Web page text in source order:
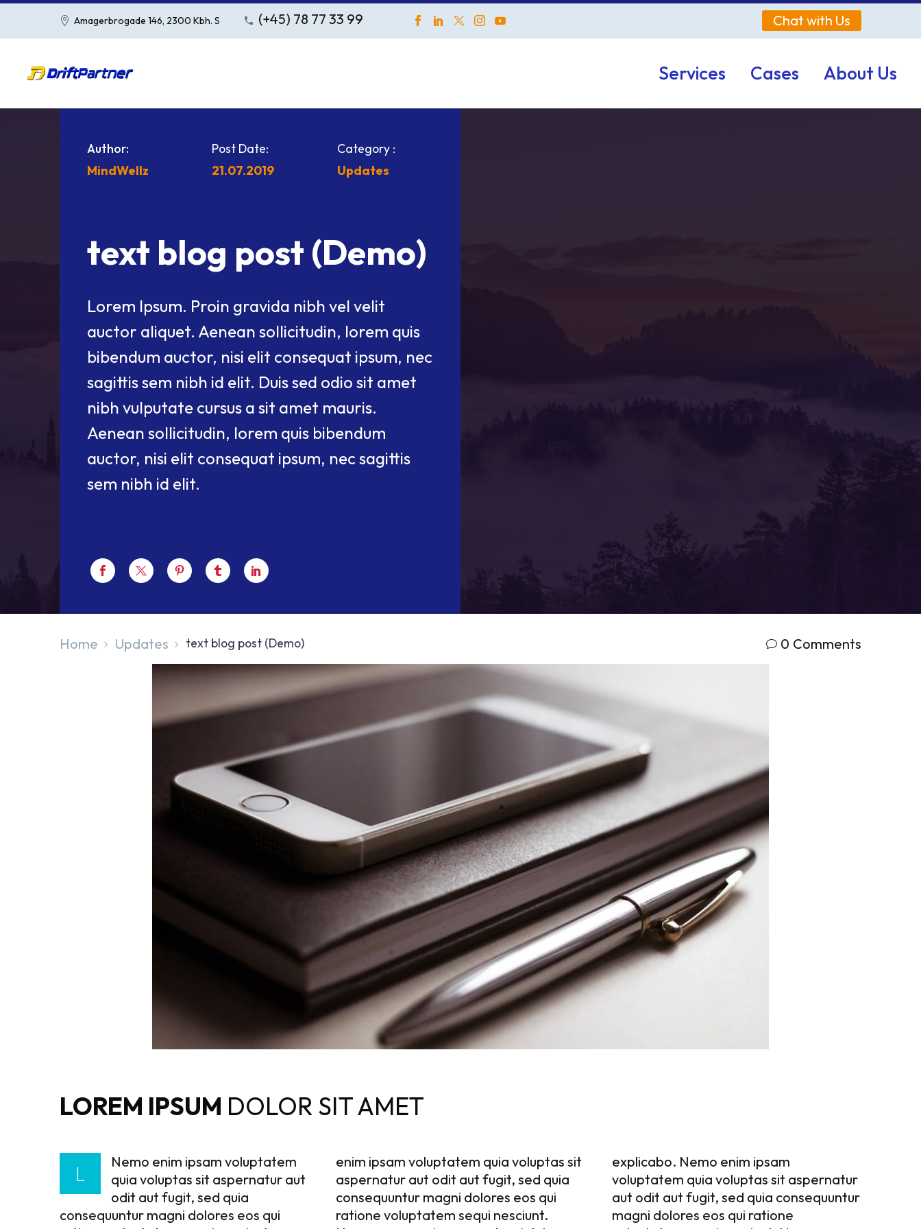
Amagerbrogade 146, 2300 Kbh. S (+45) 78 77 33 99 Chat with Us
Services Cases About Us
Author:
MindWellz
Post Date:
21.07.2019
Category :
Updates
text blog post (Demo)
Lorem Ipsum. Proin gravida nibh vel velit
auctor aliquet. Aenean sollicitudin, lorem quis
bibendum auctor, nisi elit consequat ipsum, nec
sagittis sem nibh id elit. Duis sed odio sit amet
nibh vulputate cursus a sit amet mauris.
Aenean sollicitudin, lorem quis bibendum
auctor, nisi elit consequat ipsum, nec sagittis
sem nibh id elit.
Home Updates text blog post (Demo) 0 Comments
LOREM IPSUM DOLOR SIT AMET
L
Nemo enim ipsam voluptatem
quia voluptas sit aspernatur aut
odit aut fugit, sed quia
consequuntur magni dolores eos qui
enim ipsam voluptatem quia voluptas sit
aspernatur aut odit aut fugit, sed quia
consequuntur magni dolores eos qui
ratione voluptatem sequi nesciunt.
explicabo. Nemo enim ipsam
voluptatem quia voluptas sit aspernatur
aut odit aut fugit, sed quia consequuntur
magni dolores eos qui ratione